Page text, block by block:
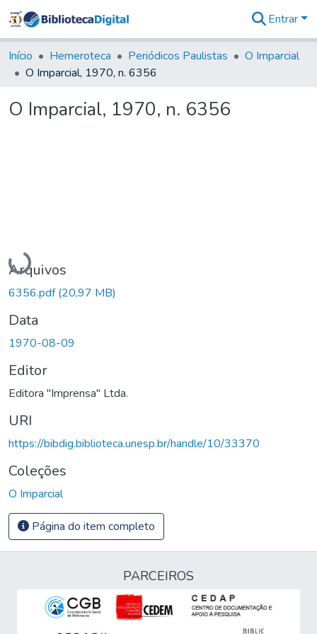
&
Coleções
Tudo na
Digital
Entrar
Início Hemeroteca Periódicos Paulistas
O Imparcial
O Imparcial, 1970, n. 6356
O Imparcial, 1970, n. 6356
Carregando...
Arquivos
6356.pdf(20,97 MB)
Data
1970-08-09
Editor
Editora "Imprensa" Ltda.
URI
https://bibdig.biblioteca.unesp.br/handle/10/33370
Coleções
O Imparcial
Página do item completo
PARCEIROS